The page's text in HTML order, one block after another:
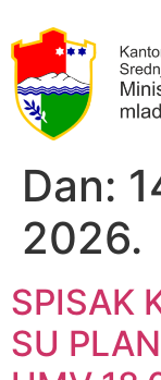
Dan:
2026.
SPISAK
SU